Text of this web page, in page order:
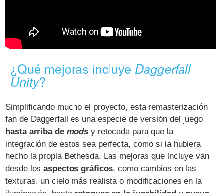
¿Qué mejoras incluye Daggerfall
Unity?
Simplificando mucho el proyecto, esta remasterización
fan de Daggerfall es una especie de versión del juego
hasta arriba demods y retocada para que la
integración de estos sea perfecta, como si la hubiera
hecho la propia Bethesda. Las mejoras que incluye van
desde losaspectos gráficos, como cambios en las
texturas, un cielo más realista o modificaciones en la